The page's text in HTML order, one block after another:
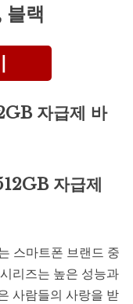
랙
자급제 바
자급제
스마트폰 브랜드 중
리즈는 높은 성능과
사람들의 사랑을 받